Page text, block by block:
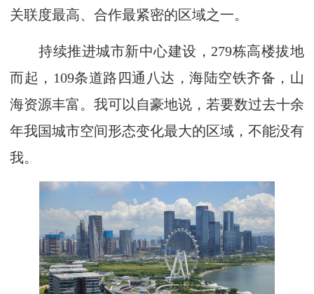
关联度最高、合作最紧密的区域之一。
持续推进城市新中心建设，279栋高楼拔地
而起，109条道路四通八达，海陆空铁齐备，山
海资源丰富。我可以自豪地说，若要数过去十余
年我国城市空间形态变化最大的区域，不能没有
我。